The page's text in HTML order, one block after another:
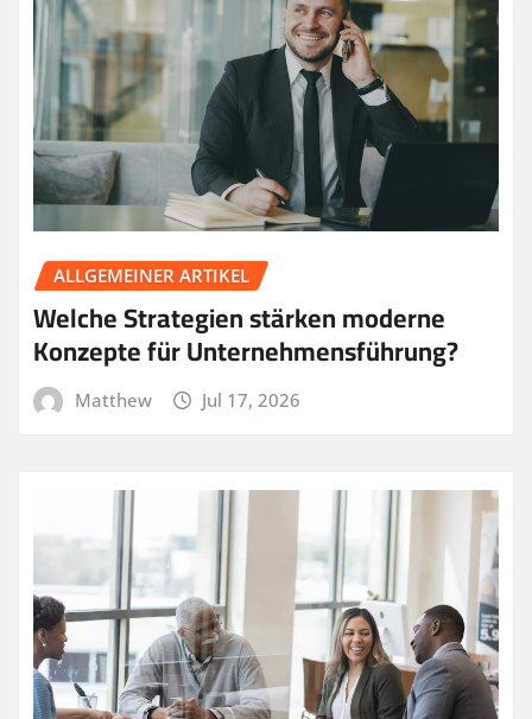
ALLGEMEINER ARTIKEL
Welche Strategien stärken moderne
Konzepte für Unternehmensführung?
Matthew Jul 17, 2026